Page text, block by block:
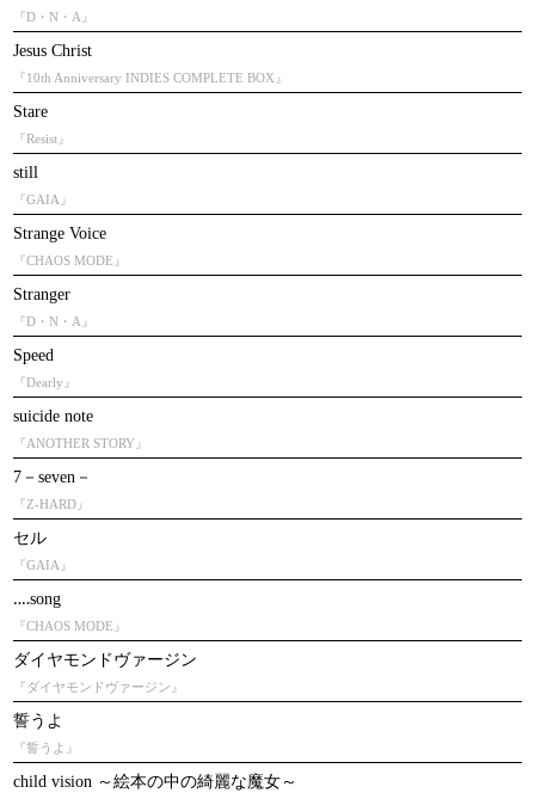
『D・N・A』
Jesus Christ
『10th Anniversary INDIES COMPLETE BOX』
Stare
『Resist』
still
『GAIA』
Strange Voice
『CHAOS MODE』
Stranger
『D・N・A』
Speed
『Dearly』
suicide note
『ANOTHER STORY』
7－seven－
『Z-HARD』
セル
『GAIA』
‥‥song
『CHAOS MODE』
ダイヤモンドヴァージン
『ダイヤモンドヴァージン』
誓うよ
『誓うよ』
child vision ～絵本の中の綺麗な魔女～